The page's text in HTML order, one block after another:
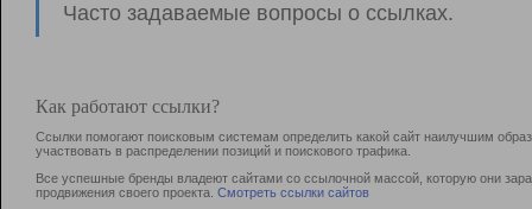
Часто задаваемые вопросы о ссылках.
Как работают ссылки?
Ссылки помогают поисковым системам определить какой сайт наилучшим
участвовать в раcпределении позиций и поискового трафика.
Все успешные бренды владеют сайтами со ссылочной массой, которую они
продвижения своего проекта. Смотреть ссылки сайтов